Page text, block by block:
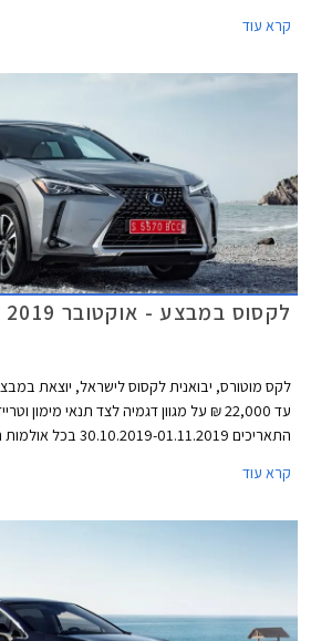
עיצוב חדש, החלפת חלקי שלדה, תא נוסעים מעודכן,
קרא עוד
לקסוס במבצע - אוקטובר 2019
לקס מוטורס, יבואנית לקסוס לישראל, יוצאת
עד 22,000 ₪ על מגוון דגמיה לצד תנאי מימון
התאריכים 30.10.2019-01.11.2019 בכל אולמות התצוגה של לקסוס בישראל.
קרא עוד